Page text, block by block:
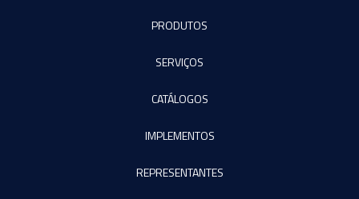
PRODUTOS
SERVIÇOS
CATÁLOGOS
IMPLEMENTOS
REPRESENTANTES